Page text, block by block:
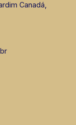
Canadá,